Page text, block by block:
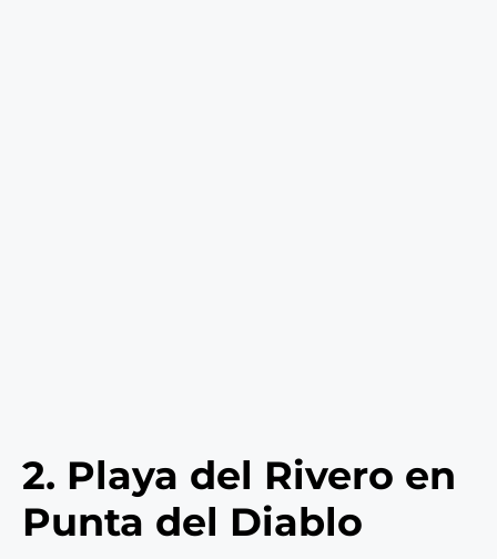
2. Playa del Rivero en
Punta del Diablo